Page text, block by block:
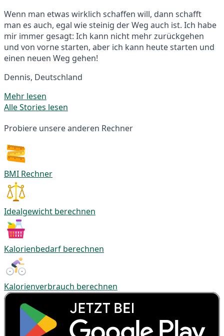
Wenn man etwas wirklich schaffen will, dann schafft
man es auch, egal wie steinig der Weg auch ist. Ich habe
mir immer gesagt: Ich kann nicht mehr zurückgehen
und von vorne starten, aber ich kann heute starten und
einen neuen Weg gehen!
Dennis, Deutschland
Mehr lesen
Alle Stories lesen
Probiere unsere anderen Rechner
BMI Rechner
Idealgewicht berechnen
Kalorienbedarf berechnen
Kalorienverbrauch berechnen